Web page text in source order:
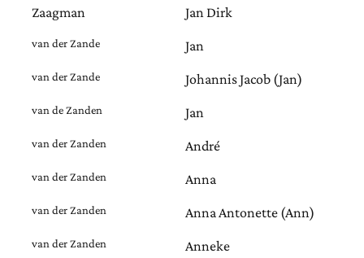
Zaagman Jan Dirk
van der Zande Jan
van der Zande Johannis Jacob (Jan)
van de Zanden Jan
van der Zanden André
van der Zanden Anna
van der Zanden Anna Antonette (Ann)
van der Zanden Anneke